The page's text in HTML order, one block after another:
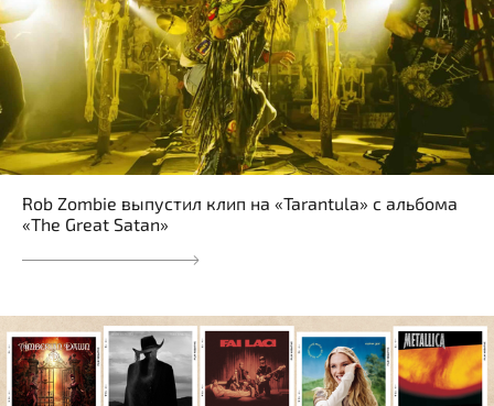
Rob Zombie выпустил клип на «Tarantula» с альбома
«The Great Satan»